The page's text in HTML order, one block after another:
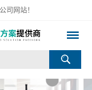
司网站！